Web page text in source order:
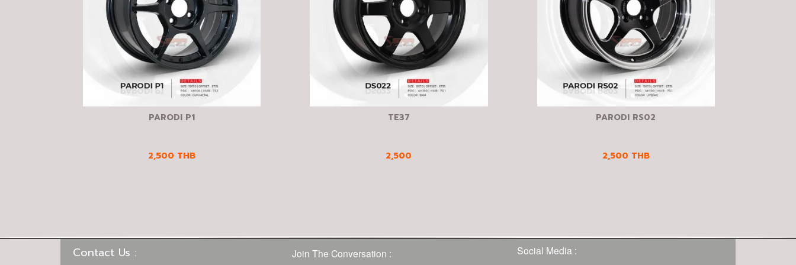
PARODI P1
2,500 THB
TE37
2,500
PARODI RS02
2,500 THB
Contact Us : Join The Conversation : Social Media :